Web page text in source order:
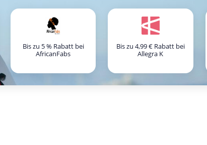
Bis zu 5 % Rabatt bei
AfricanFabs
Bis zu 4,99 € Rabatt bei
Allegra K